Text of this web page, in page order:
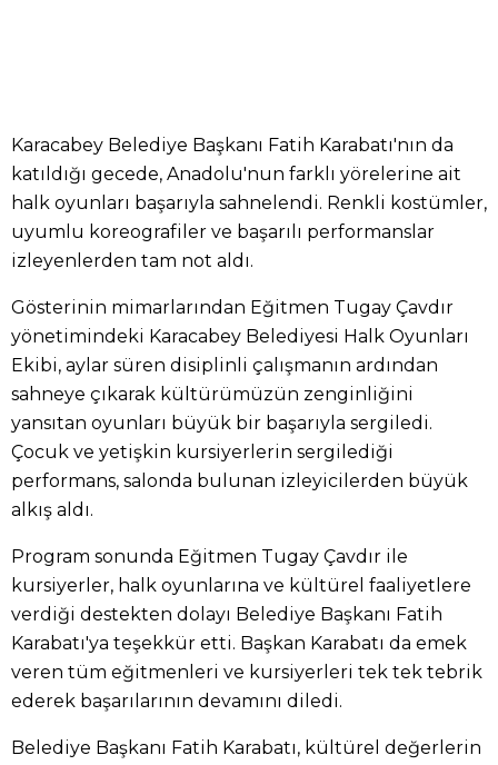
Karacabey Belediye Başkanı Fatih Karabatı'nın da
katıldığı gecede, Anadolu'nun farklı yörelerine ait
halk oyunları başarıyla sahnelendi. Renkli kostümler,
uyumlu koreografiler ve başarılı performanslar
izleyenlerden tam not aldı.
Gösterinin mimarlarından Eğitmen Tugay Çavdır
yönetimindeki Karacabey Belediyesi Halk Oyunları
Ekibi, aylar süren disiplinli çalışmanın ardından
sahneye çıkarak kültürümüzün zenginliğini
yansıtan oyunları büyük bir başarıyla sergiledi.
Çocuk ve yetişkin kursiyerlerin sergilediği
performans, salonda bulunan izleyicilerden büyük
alkış aldı.
Program sonunda Eğitmen Tugay Çavdır ile
kursiyerler, halk oyunlarına ve kültürel faaliyetlere
verdiği destekten dolayı Belediye Başkanı Fatih
Karabatı'ya teşekkür etti. Başkan Karabatı da emek
veren tüm eğitmenleri ve kursiyerleri tek tek tebrik
ederek başarılarının devamını diledi.
Belediye Başkanı Fatih Karabatı, kültürel değerlerin